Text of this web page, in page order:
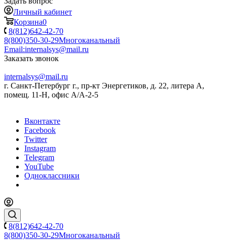
Личный кабинет
Корзина0
8(812)642-42-70
8(800)350-30-29Многоканальный
Email:internalsys@mail.ru
Заказать звонок
internalsys@mail.ru
г. Санкт-Петербург г., пр-кт Энергетиков, д. 22, литера А,
помещ. 11-Н, офис А/А-2-5
Вконтакте
Facebook
Twitter
Instagram
Telegram
YouTube
Одноклассники
8(812)642-42-70
8(800)350-30-29Многоканальный